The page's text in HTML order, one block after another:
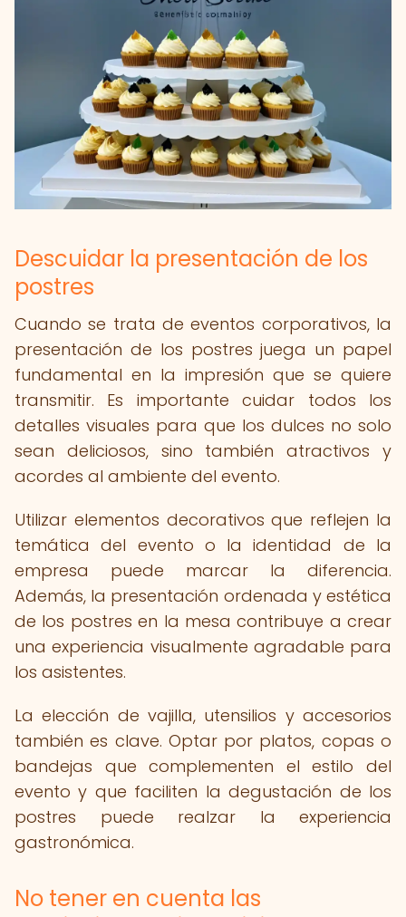
Descuidar la presentación de los
postres
Cuando se trata de eventos corporativos, la
presentación de los postres juega un papel
fundamental en la impresión que se quiere
transmitir. Es importante cuidar todos los
detalles visuales para que los dulces no solo
sean deliciosos, sino también atractivos y
acordes al ambiente del evento.
Utilizar elementos decorativos que reflejen la
temática del evento o la identidad de la
empresa puede marcar la diferencia.
Además, la presentación ordenada y estética
de los postres en la mesa contribuye a crear
una experiencia visualmente agradable para
los asistentes.
La elección de vajilla, utensilios y accesorios
también es clave. Optar por platos, copas o
bandejas que complementen el estilo del
evento y que faciliten la degustación de los
postres puede realzar la experiencia
gastronómica.
No tener en cuenta las